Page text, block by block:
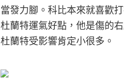
當發力腳。科比本來就喜歡
杜蘭特運氣好點，他是傷的
杜蘭特受影響肯定小很多。